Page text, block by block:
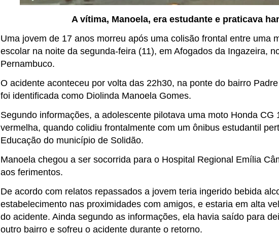
A vítima, Manoela, era estudante e praticava
Uma jovem de 17 anos morreu após uma colisão frontal entre uma
escolar na noite da segunda-feira (11), em Afogados da Ingazeira,
Pernambuco.
O acidente aconteceu por volta das 22h30, na ponte do bairro
foi identificada como Diolinda Manoela Gomes.
Segundo informações, a adolescente pilotava uma moto Honda CG
vermelha, quando colidiu frontalmente com um ônibus estudantil
Educação do município de Solidão.
Manoela chegou a ser socorrida para o Hospital Regional Emília
aos ferimentos.
De acordo com relatos repassados a jovem teria ingerido bebida
estabelecimento nas proximidades com amigos, e estaria em alta
do acidente. Ainda segundo as informações, ela havia saído para
outro bairro e sofreu o acidente durante o retorno.